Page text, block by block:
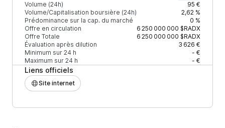
Volume (24h)
95 €
Volume/Capitalisation boursière (24h)
2,62 %
Prédominance sur la cap. du marché
0 %
Offre en circulation
6 250 000 000 $RADX
Offre Totale
6 250 000 000 $RADX
Évaluation après dilution
3 626 €
Minimum sur 24 h
- €
Maximum sur 24 h
- €
Liens officiels
Site internet